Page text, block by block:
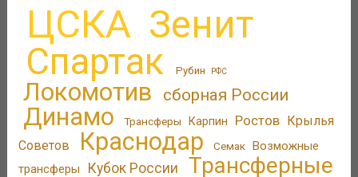
ЦСКА Зенит
Спартак Рубин РФС
Локомотив сборная России
Динамо Трансферы Карпин Ростов Крылья
Советов
Краснодар Семак Возможные
трансферы
Кубок России
Трансферные